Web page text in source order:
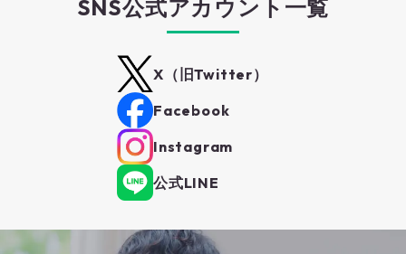
SNS公式アカウント一覧
公式LINE
Instagram
Facebook
X（旧Twitter）